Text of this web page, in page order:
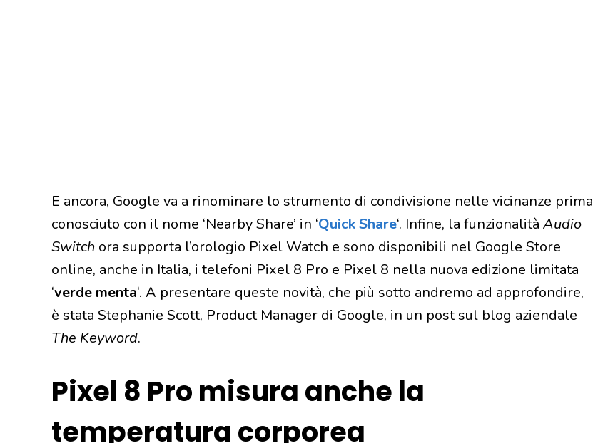
E ancora, Google va a rinominare lo strumento di condivisione nelle vicinanze prima
conosciuto con il nome ‘Nearby Share’ in ‘Quick Share‘. Infine, la funzionalità Audio
Switch ora supporta l’orologio Pixel Watch e sono disponibili nel Google Store
online, anche in Italia, i telefoni Pixel 8 Pro e Pixel 8 nella nuova edizione limitata
‘verde menta‘. A presentare queste novità, che più sotto andremo ad approfondire,
è stata Stephanie Scott, Product Manager di Google, in un post sul blog aziendale
The Keyword.
Pixel 8 Pro misura anche la
temperatura corporea